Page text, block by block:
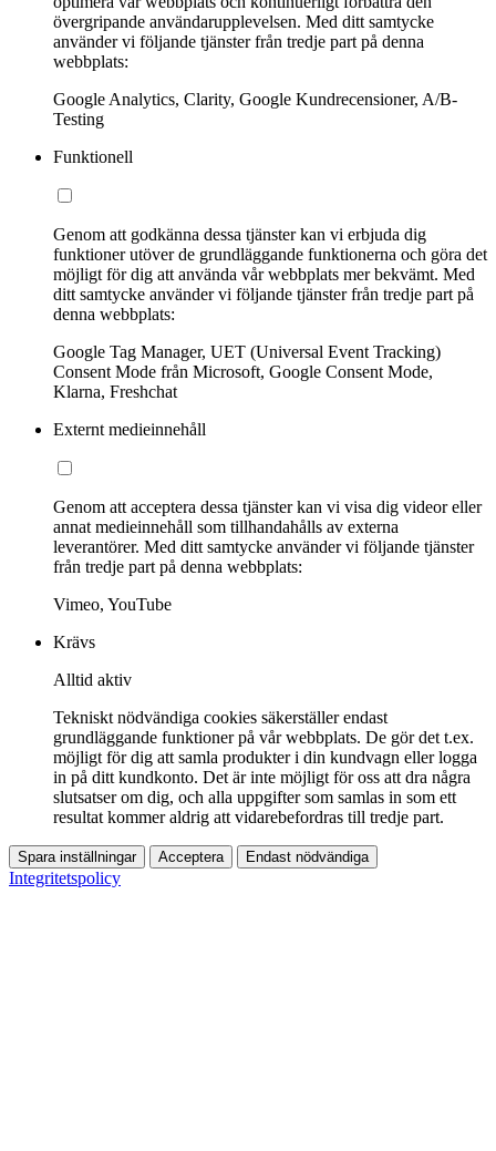
övergripande användarupplevelsen. Med ditt samtycke
använder vi följande tjänster från tredje part på denna
webbplats:
Google Analytics, Clarity, Google Kundrecensioner, A/B-
Testing
Funktionell
Genom att godkänna dessa tjänster kan vi erbjuda dig
funktioner utöver de grundläggande funktionerna och göra det
möjligt för dig att använda vår webbplats mer bekvämt. Med
ditt samtycke använder vi följande tjänster från tredje part på
denna webbplats:
Google Tag Manager, UET (Universal Event Tracking)
Consent Mode från Microsoft, Google Consent Mode,
Klarna, Freshchat
Externt medieinnehåll
Genom att acceptera dessa tjänster kan vi visa dig videor eller
annat medieinnehåll som tillhandahålls av externa
leverantörer. Med ditt samtycke använder vi följande tjänster
från tredje part på denna webbplats:
Vimeo, YouTube
Krävs
Alltid aktiv
Tekniskt nödvändiga cookies säkerställer endast
grundläggande funktioner på vår webbplats. De gör det t.ex.
möjligt för dig att samla produkter i din kundvagn eller logga
in på ditt kundkonto. Det är inte möjligt för oss att dra några
slutsatser om dig, och alla uppgifter som samlas in som ett
resultat kommer aldrig att vidarebefordras till tredje part.
Spara inställningar Acceptera Endast nödvändiga
Integritetspolicy